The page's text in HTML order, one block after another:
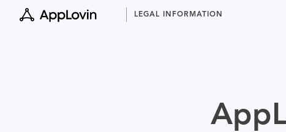
LEGAL INFORMATION